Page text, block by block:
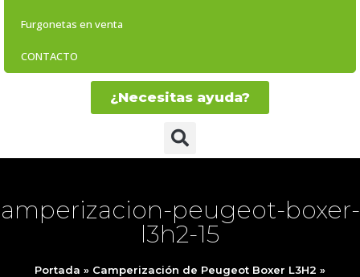
Furgonetas en venta
CONTACTO
¿Necesitas ayuda?
amperizacion-peugeot-boxer-
l3h2-15
Portada » Camperización de Peugeot Boxer L3H2 »